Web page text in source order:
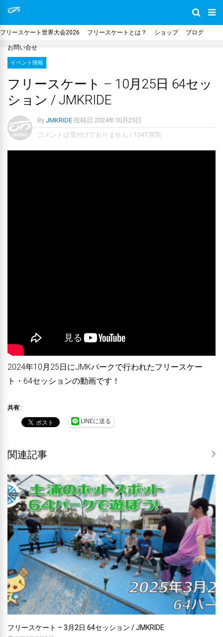
フリースケート世界大会2026 フリースケートとは？ ショップ ブログ
お問い合せ
イベント情報
フリースケート – 10月25日 64セッ
ション / JMKRIDE
By JMKRIDE 投稿日 2024年10月25日
コメントは受付けておりません / 1547 閲覧
2024年10月25日にJMKパークで行われたフリースケー
ト・64セッションの動画です！
共有:
LINEに送る
関連記事
フリースケート – 3月2日 64セッション / JMKRIDE